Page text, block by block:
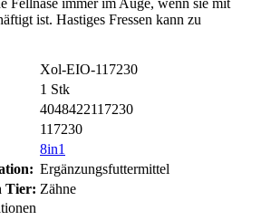
ist. Hastiges Fressen kann zu
Xol-EIO-117230
1 Stk
4048422117230
117230
8in1
Ergänzungsfuttermittel
Tier: Zähne